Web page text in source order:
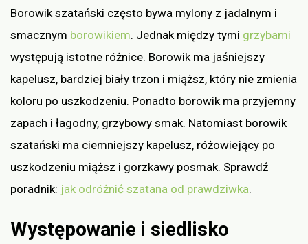
Borowik szatański często bywa mylony z jadalnym i
smacznym borowikiem. Jednak między tymi grzybami
występują istotne różnice. Borowik ma jaśniejszy
kapelusz, bardziej biały trzon i miąższ, który nie zmienia
koloru po uszkodzeniu. Ponadto borowik ma przyjemny
zapach i łagodny, grzybowy smak. Natomiast borowik
szatański ma ciemniejszy kapelusz, różowiejący po
uszkodzeniu miąższ i gorzkawy posmak. Sprawdź
poradnik: jak odróżnić szatana od prawdziwka.
Występowanie i siedlisko